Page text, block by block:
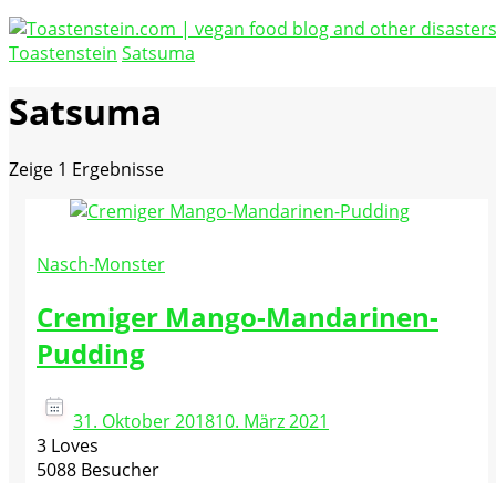
Toastenstein.com
Toastenstein Satsuma
Satsuma
Zeige 1 Ergebnisse
Nasch-Monster
Cremiger Mango-Mandarinen-
Pudding
31. Oktober 201810. März 2021
3 Loves
5088 Besucher